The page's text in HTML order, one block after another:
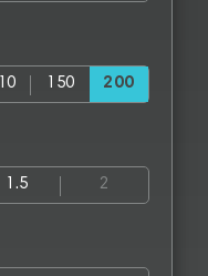
150 200
1.5 2